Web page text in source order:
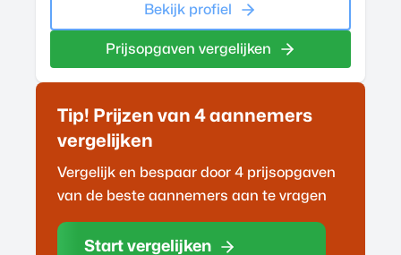
Bekijk profiel
Prijsopgaven vergelijken
Tip! Prijzen van 4 aannemers
vergelijken
Vergelijk en bespaar door 4 prijsopgaven
van de beste aannemers aan te vragen
Start vergelijken